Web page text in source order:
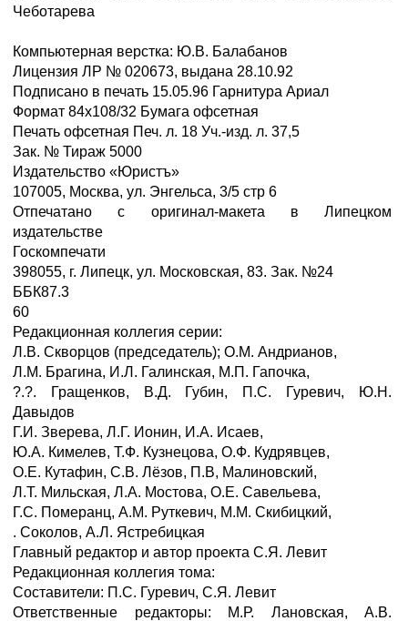
Чеботарева
Компьютерная верстка: Ю.В. Балабанов
Лицензия ЛР № 020673, выдана 28.10.92
Подписано в печать 15.05.96 Гарнитура Ариал
Формат 84х108/32 Бумага офсетная
Печать офсетная Печ. л. 18 Уч.-изд. л. 37,5
Зак. № Тираж 5000
Издательство «Юристъ»
107005, Москва, ул. Энгельса, 3/5 стр 6
Отпечатано с оригинал-макета в Липецком
издательстве
Госкомпечати
398055, г. Липецк, ул. Московская, 83. Зак. №24
ББК87.3
60
Редакционная коллегия серии:
Л.В. Скворцов (председатель); О.М. Андрианов,
Л.М. Брагина, И.Л. Галинская, М.П. Гапочка,
?.?. Гращенков, В.Д. Губин, П.С. Гуревич, Ю.Н.
Давыдов
Г.И. Зверева, Л.Г. Ионин, И.А. Исаев,
Ю.А. Кимелев, Т.Ф. Кузнецова, О.Ф. Кудрявцев,
O.E. Кутафин, C.B. Лёзов, П.В, Малиновский,
Л.Т. Мильская, Л.А. Мостова, O.E. Савельева,
Г.С. Померанц, A.M. Руткевич, М.М. Скибицкий,
. Соколов, А.Л. Ястребицкая
Главный редактор и автор проекта С.Я. Левит
Редакционная коллегия тома:
Составители: П.С. Гуревич, С.Я. Левит
Ответственные редакторы: М.Р. Лановская, A.B.